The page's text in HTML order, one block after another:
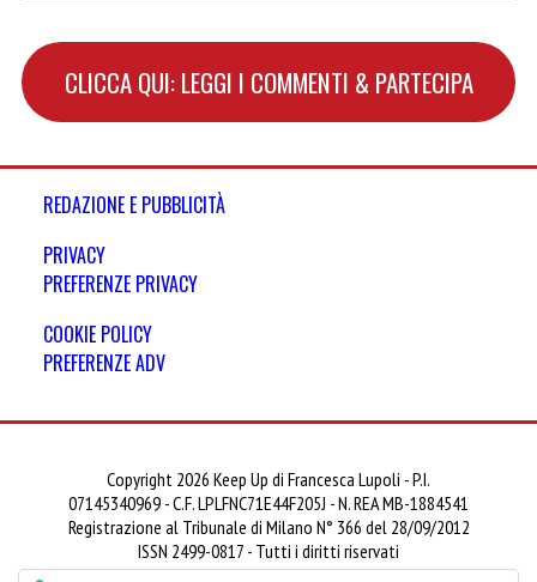
CLICCA QUI: LEGGI I COMMENTI & PARTECIPA
REDAZIONE E PUBBLICITÀ
PRIVACY
PREFERENZE PRIVACY
COOKIE POLICY
PREFERENZE ADV
Copyright 2026 Keep Up di Francesca Lupoli - P.I.
07145340969 - C.F. LPLFNC71E44F205J - N. REA MB-1884541
Registrazione al Tribunale di Milano N° 366 del 28/09/2012
ISSN 2499-0817 - Tutti i diritti riservati